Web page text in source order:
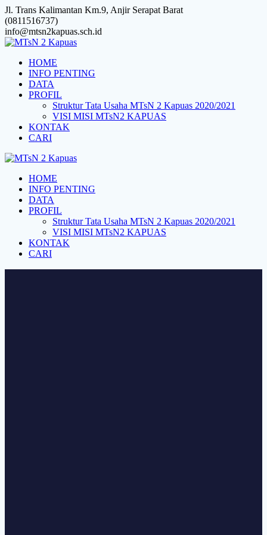
Skip
to
content
Jl. Trans Kalimantan Km.9, Anjir Serapat Barat
(0811516737)
info@mtsn2kapuas.sch.id
HOME
INFO PENTING
DATA
PROFIL
Struktur Tata Usaha MTsN 2 Kapuas 2020/2021
VISI MISI MTsN2 KAPUAS
KONTAK
CARI
HOME
INFO PENTING
DATA
PROFIL
Struktur Tata Usaha MTsN 2 Kapuas 2020/2021
VISI MISI MTsN2 KAPUAS
KONTAK
CARI